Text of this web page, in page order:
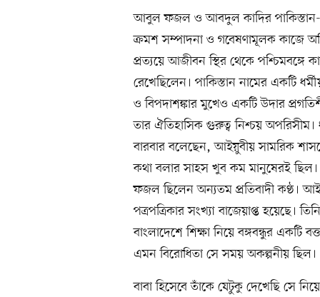
আবুল ফজল ও আবদুল কাদির পাকিস্তান-
ক্রমশ সম্পাদনা ও গবেষণামূলক কাজে
প্রত্যয়ে আজীবন স্থির থেকে
রেখেছিলেন। পাকিস্তান নামের একটি
ও বিপদাশঙ্কার মুখেও একটি উদার
তার ঐতিহাসিক গুরুত্ব নিশ্চয় অপরিসীম।
বারবার বলেছেন, আইয়ুবীয় সামরিক
কথা বলার সাহস খুব কম মানুষেরই
ফজল ছিলেন অন্যতম প্রতিবাদী কণ্ঠ।
পত্রপত্রিকার সংখ্যা বাজেয়াপ্ত হয়েছে।
বাংলাদেশে শিক্ষা নিয়ে বঙ্গবন্ধুর একটি
এমন বিরোধিতা সে সময় অকল্পনীয় ছিল।
বাবা হিসেবে তাঁকে যেটুকু দেখেছি সে